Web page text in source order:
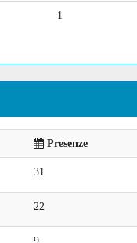
1
Presenze
31
22